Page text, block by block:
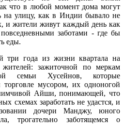
что в любой момент дома могут
на улицу, как в Индии бывало не
и жители живут каждый день как
заботами - где бы
еды.
три года из жизни квартала на
жителей: зажиточной по меркам
семьи Хусейнов, которые
мусором, их одноногой
Айши, понимающей, что
схемах заработать не удастся, и
дочери Манджу, юного
трогательно заботящемся о